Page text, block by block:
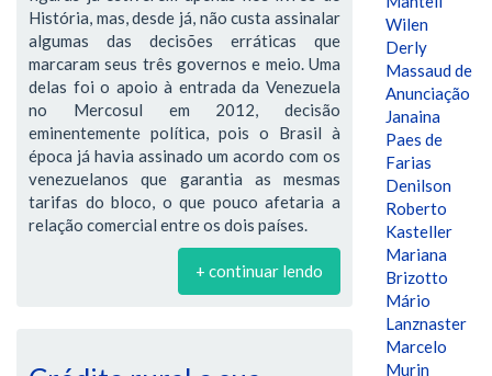
História, mas, desde já, não custa assinalar
algumas das decisões erráticas que
marcaram seus três governos e meio. Uma
delas foi o apoio à entrada da Venezuela
no Mercosul em 2012, decisão
eminentemente política, pois o Brasil à
época já havia assinado um acordo com os
venezuelanos que garantia as mesmas
tarifas do bloco, o que pouco afetaria a
relação comercial entre os dois países.
+ continuar lendo
Wilen
Derly
Massaud de
Anunciação
Janaina
Paes de
Farias
Denilson
Roberto
Kasteller
Mariana
Brizotto
Mário
Lanznaster
Marcelo
Murin